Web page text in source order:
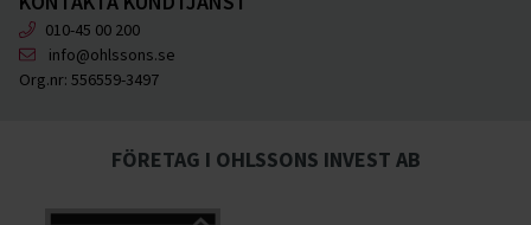
010-45 00 200
info@ohlssons.se
Org.nr: 556559-3497
FÖRETAG I OHLSSONS INVEST AB